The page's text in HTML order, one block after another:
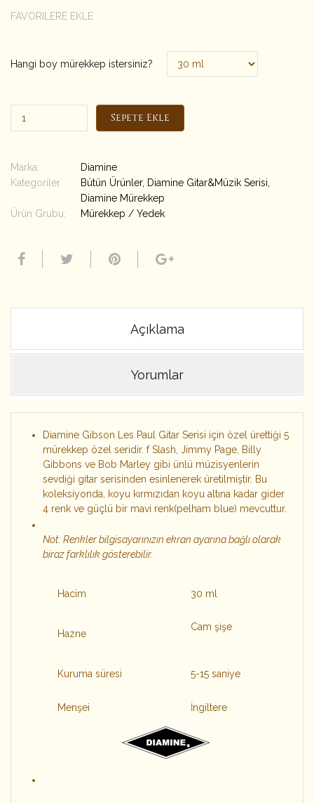
FAVORILERE EKLE
Hangi boy mürekkep istersiniz?
Sepete Ekle
Marka:
Diamine
Kategoriler
Bütün Ürünler, Diamine Gitar&Müzik Serisi
Diamine Mürekkep
Ürün Grubu:
Mürekkep / Yedek
Açıklama
Yorumlar
Diamine Gibson Les Paul Gitar Serisi için özel ürettiği 5
mürekkep özel seridir. f Slash, Jimmy Page, Billy
Gibbons ve Bob Marley gibi ünlü müzisyenlerin
sevdiği gitar serisinden esinlenerek üretilmiştir. Bu
koleksiyonda, koyu kırmızıdan koyu altına kadar gider
4 renk ve güçlü bir mavi renk(pelham blue) mevcuttur.
Not: Renkler bilgisayarınızın ekran ayarına bağlı olarak
biraz farklılık gösterebilir.
Hacim 30 ml
Hazne
Cam şişe
Kuruma süresi 5-15 saniye
Menşei İngiltere